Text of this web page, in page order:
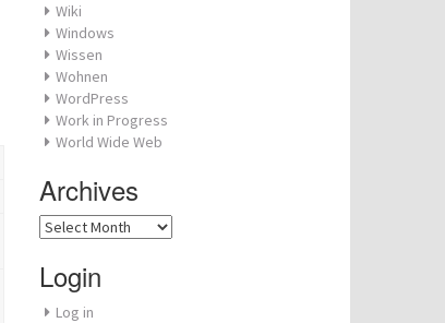
Wiki
Windows
Wissen
Wohnen
WordPress
Work in Progress
World Wide Web
Archives
Archives
Login
Log in